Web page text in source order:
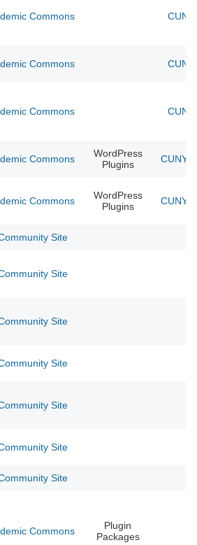
Commons
Commons
Commons
Commons
WordPress
Plugins
CUNY
Commons
WordPress
Plugins
CUNY
Site
Site
Site
Site
Site
Site
Site
Commons
Plugin
Packages